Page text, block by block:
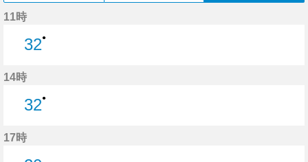
11時
32●
14時
32●
17時